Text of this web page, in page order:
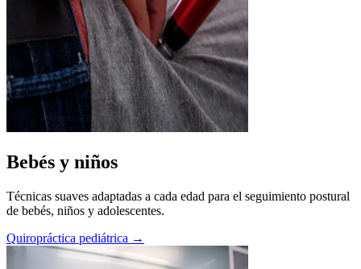
Bebés y niños
Técnicas suaves adaptadas a cada edad para el seguimiento postural
de bebés, niños y adolescentes.
Quiropráctica pediátrica →